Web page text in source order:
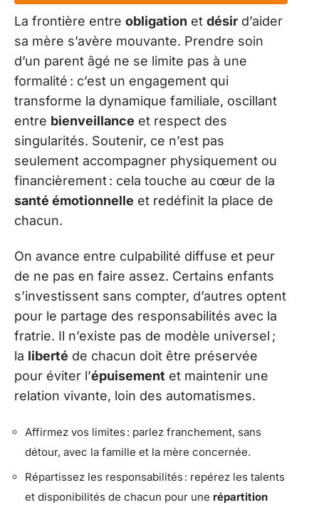
La frontière entre obligation et désir d’aider
sa mère s’avère mouvante. Prendre soin
d’un parent âgé ne se limite pas à une
formalité : c’est un engagement qui
transforme la dynamique familiale, oscillant
entre bienveillance et respect des
singularités. Soutenir, ce n’est pas
seulement accompagner physiquement ou
financièrement : cela touche au cœur de la
santé émotionnelle et redéfinit la place de
chacun.
On avance entre culpabilité diffuse et peur
de ne pas en faire assez. Certains enfants
s’investissent sans compter, d’autres optent
pour le partage des responsabilités avec la
fratrie. Il n’existe pas de modèle universel ;
la liberté de chacun doit être préservée
pour éviter l’épuisement et maintenir une
relation vivante, loin des automatismes.
Affirmez vos limites : parlez franchement, sans
détour, avec la famille et la mère concernée.
Répartissez les responsabilités : repérez les talents
et disponibilités de chacun pour une répartition